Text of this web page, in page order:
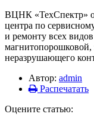
ВЦНК «ТехСпектр»
центра по
и ремонту всех
магнитопорошковой,
неразрушающего
Автор: admin
Распечатать
Оцените статью: